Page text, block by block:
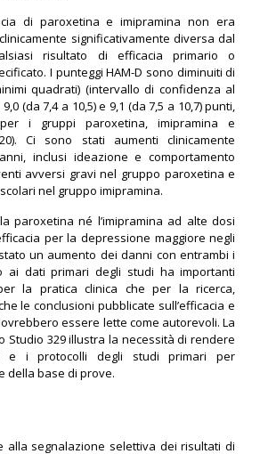
di paroxetina e imipramina non era
significativamente diversa dal
risultato di efficacia primario o
I punteggi HAM-D sono diminuiti di
quadrati) (intervallo di confidenza al
(da 7,4 a 10,5) e 9,1 (da 7,5 a 10,7) punti,
per i gruppi paroxetina, imipramina e
Ci sono stati aumenti clinicamente
inclusi ideazione e comportamento
avversi gravi nel gruppo paroxetina e
nel gruppo imipramina.
paroxetina né l’imipramina ad alte dosi
per la depressione maggiore negli
un aumento dei danni con entrambi i
ai dati primari degli studi ha importanti
la pratica clinica che per la ricerca,
le conclusioni pubblicate sull’efficacia e
essere lette come autorevoli. La
Studio 329 illustra la necessità di rendere
e i protocolli degli studi primari per
della base di prove.
alla segnalazione selettiva dei risultati di